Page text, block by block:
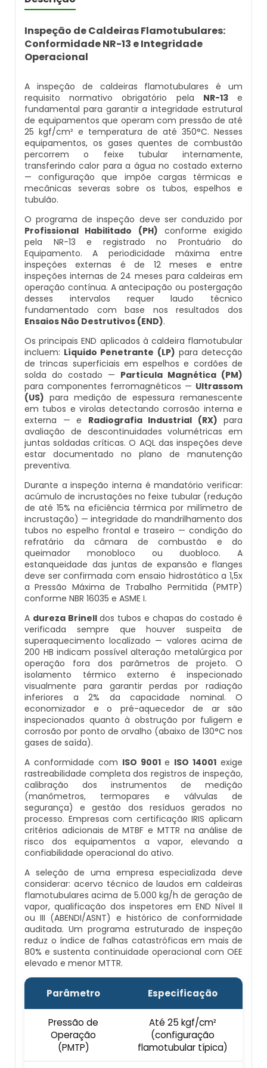
Caldeira Flamotubular Venda
Caldeira Flamotubular Vertical
Caldeira Fogotubular Horizontal
Caldeira Fogotubular Vertical
Caldeira Horizontal
Caldeira Industrial
Caldeira Industrial A Gás
Caldeira Industrial A Lenha
Caldeira Industrial Preço
Caldeira Vertical
Caldeiraria De Fabricação E Montagem
Industrial
Caldeiraria E Montagem Industrial
Caldeiraria Industrial
Caldeiraria Pesada
Caldeiras De Recuperação De Calor Sensivel
Caldeiras E Aquecedores
Caldeiras E Vasos De Pressão
Comprar Caldeira
Curso De Segurança Na Operação De
Caldeiras
Curso Operação De Caldeira
Curso Treinamento De Segurança Na
Operação De Caldeiras
Economizador Para Caldeiras
Empresa De Serviços Caldeiraria
Fabricante De Tubos Para Caldeira
Fabricantes De Caldeiras Industriais
Peças Para Caldeira
Pré Aquecedor De Ar Para Caldeira
Preço Caldeiras
Preço Caldeiras Industriais
Prestação De Serviços De Caldeiraria
Queimador Caldeira Diesel
Inspeção Caldeiras Vasos De Pressão
Inspeção De Caldeiras A Vapor
Inspeção De Caldeiras E Vasos De Pressão
Inspeção De Caldeiras Flamotubulares
Inspeção De Caldeiras Preço
Inspeção De Caldeiras Profissional
Habilitado
Inspeção De Integridade De Caldeiras
Inspeção De Integridade Em Caldeiras
Inspeção De Segurança Caldeira
Inspeção De Segurança De Caldeiras
Inspeção De Segurança Em Caldeiras
Inspeção De Segurança Em Caldeiras E
Vasos De Pressão
Pressão
Inspeção Dimensional De Caldeiraria
Inspeção Dimensional De Caldeiraria E
Tubulação
Inspeção Em Caldeiras
Inspeção Em Caldeiras Aquatubulares
Inspeção Inicial Em Caldeiras
Inspeção Nas Caldeiras
Inspeção Periodica Em Caldeiras
Plano De Inspeção De Caldeiras
Prestadores De Serviços Em Inspeção De
Caldeiras
Profissionais Para Inspecionar Caldeiras
Profissionais Que Inspecionam Caldeiras
Profissional Habilitado Para Inspeção De
Caldeiras
Serviço De Inspeção De Caldeiras
Valor De Inspeção De Caldeiras
Manutenção De Caldeiras A Gasóleo Rj
Manutenção De Caldeiras Em Rj
Empresa De Montagem De Caldeiras Gás
Roca
Caldeiras
Empresas De Caldeiraria
Empresas De Caldeiraria E Montagem
Industrial
Empresas De Montagem De Caldeiras
Manutenção De Caldeiras
Manutenção De Caldeiras A Gásoleo
Manutenção De Caldeiras A Lenha
Manutenção De Caldeiras A Vapor
Manutenção De Caldeiras E Aquecedores
Manutenção De Caldeiras Em Sp
Manutenção De Caldeiras Industriais
Manutenção Em Caldeiras De Alta Pressão
Manutenção Preventiva Caldeiras
Montagem Caldeiras
Montagem De Caldeiras
Montagem De Caldeiras A Vapor
Montagem De Caldeiras Preço
Montagem De Caldeiras A Gás
Montagem De Caldeiras A Lenha
Montagem De Caldeiras A Pellets
Montagem De Caldeiras De Aquecimento
Montagem De Caldeiras Empresa
Preço Montagem De Caldeira A Gás
Preço Montagem De Caldeira A Lenha
Preço Montagem De Caldeira A Vapor
Preço Montagem De Caldeira De
Aquecimento
Preço Montagem De Caldeira Gás Natural
Preço Montagem De Caldeira Gás Roca
Preço Montagem De Caldeiras
Preço Montagem De Caldeiras
Aquatubulares
Preço Montagem De Caldeiras
Caldeira A Vapor Industrial A Venda
Caldeira A Vapor Para Cozinha Industrial
Caldeira A Vapor Pequena
Caldeira A Vapor Preço
Caldeira A Vapor Vertical
Caldeira De Vapor
Caldeira De Vapor A Gás
Caldeira De Vapor A Venda
Caldeira De Vapor Eletrica
Caldeira Em Vapor
Caldeira Geradora De Vapor A Lenha
Caldeira Locomotiva A Vapor
Caldeira Usada A Venda
Caldeira Vapor A Lenha
Compra E Venda De Caldeiras Usadas
Comprar Caldeira A Vapor
Comprar Caldeira De Vapor
Distribuidor De Caldeira A Vapor
Empresa De Caldeira A Vapor
Fabrica De Caldeira A Vapor
Fabricante De Caldeira A Vapor
Ferro Com Caldeira A Vapor
Fornecedor De Caldeira A Vapor
Onde Comprar Caldeira A Vapor
Peças Para Caldeira A Vapor
Preço Caldeira A Vapor
Queimadores Para Caldeira A Vapor
Tubos Para Caldeira A Vapor
Caldeira Geradora De Vapor
Caldeira Industrial A Vapor
Mini Caldeira Geradora De Vapor
Caldeira Para Geração De Vapor
Mini Caldeira A Vapor
Caldeira A Vapor E Geração De Energia
Caldeira A Gás Natural Preço
Caldeira A Gás Preço
Caldeira A Gás Usada
Caldeira A Gás Vulcano
Caldeira De Aquecimento A Gás
Caldeira De Aquecimento Central A Gás
Caldeira Mural A Gás
Caldeira Mural A Gás Preço
Caldeira Mural A Gás Roca
Comprar Caldeira A Gás
Cotação De Caldeira A Gás
Distribuidor De Caldeira A Gás
Empresa De Caldeira A Gás
Empresa De Manutenção De Caldeira A Gás
Fornecedor De Caldeira A Gás
Manutenção De Caldeira A Gás
Onde Comprar Caldeira A Gás
Peças Para Caldeira A Gás
Queimador De Caldeira A Gás
Queimador Para Caldeira A Gás
Serviço De Manutenção Caldeira A Gás
Valor Caldeira A Gás
Venda Caldeira A Gás
Peças De Caldeiras
Melhor Caldeira Gás Natural
Caldeiras A Gás Natural Condensação
Preços
Inspeção de Caldeiras Flamotubulares:
Conformidade NR-13 e Integridade
Operacional
A inspeção de caldeiras flamotubulares é um
requisito normativo obrigatório pela NR-13e
fundamental para garantir a integridade estrutural
de equipamentos que operam com pressão de até
25 kgf/cm² e temperatura de até 350°C. Nesses
equipamentos, os gases quentes de combustão
percorrem o feixe tubular internamente,
transferindo calor para a água no costado externo
— configuração que impõe cargas térmicas e
mecânicas severas sobre os tubos, espelhos e
tubulão.
O programa de inspeção deve ser conduzido por
Profissional Habilitado (PH) conforme exigido
pela NR-13 e registrado no Prontuário do
Equipamento. A periodicidade máxima entre
inspeções externas é de 12 meses e entre
inspeções internas de 24 meses para caldeiras em
operação contínua. A antecipação ou postergação
desses intervalos requer laudo técnico
fundamentado com base nos resultados dos
Ensaios Não Destrutivos (END).
Os principais END aplicados à caldeira flamotubular
incluem: Líquido Penetrante (LP) para detecção
de trincas superficiais em espelhos e cordões de
solda do costado — Partícula Magnética (PM)
para componentes ferromagnéticos — Ultrassom
(US) para medição de espessura remanescente
em tubos e virolas detectando corrosão interna e
externa — e Radiografia Industrial (RX) para
avaliação de descontinuidades volumétricas em
juntas soldadas críticas. O AQL das inspeções deve
estar documentado no plano de manutenção
preventiva.
Durante a inspeção interna é mandatório verificar:
acúmulo de incrustações no feixe tubular (redução
de até 15% na eficiência térmica por milímetro de
incrustação) — integridade do mandrilhamento dos
tubos no espelho frontal e traseiro — condição do
refratário da câmara de combustão e do
queimador monobloco ou duobloco. A
estanqueidade das juntas de expansão e flanges
deve ser confirmada com ensaio hidrostático a 1,5x
a Pressão Máxima de Trabalho Permitida (PMTP)
conforme NBR 16035 e ASME I.
A dureza Brinelldos tubos e chapas do costado é
verificada sempre que houver suspeita de
superaquecimento localizado — valores acima de
200 HB indicam possível alteração metalúrgica por
operação fora dos parâmetros de projeto. O
isolamento térmico externo é inspecionado
visualmente para garantir perdas por radiação
inferiores a 2% da capacidade nominal. O
economizador e o pré-aquecedor de ar são
inspecionados quanto à obstrução por fuligem e
corrosão por ponto de orvalho (abaixo de 130°C nos
gases de saída).
A conformidade com ISO 9001e ISO 14001 exige
rastreabilidade completa dos registros de inspeção,
calibração dos instrumentos de medição
(manômetros, termopares e válvulas de
segurança) e gestão dos resíduos gerados no
processo. Empresas com certificação IRIS aplicam
critérios adicionais de MTBF e MTTR na análise de
risco dos equipamentos a vapor, elevando a
confiabilidade operacional do ativo.
A seleção de uma empresa especializada deve
considerar: acervo técnico de laudos em caldeiras
flamotubulares acima de 5.000 kg/h de geração de
vapor, qualificação dos inspetores em END Nível II
ou III (ABENDI/ASNT) e histórico de conformidade
auditada. Um programa estruturado de inspeção
reduz o índice de falhas catastróficas em mais de
80% e sustenta continuidade operacional com OEE
elevado e menor MTTR.
Parâmetro Especificação
Pressão de
Operação
(PMTP)
Até 25 kgf/cm²
(configuração
flamotubular típica)